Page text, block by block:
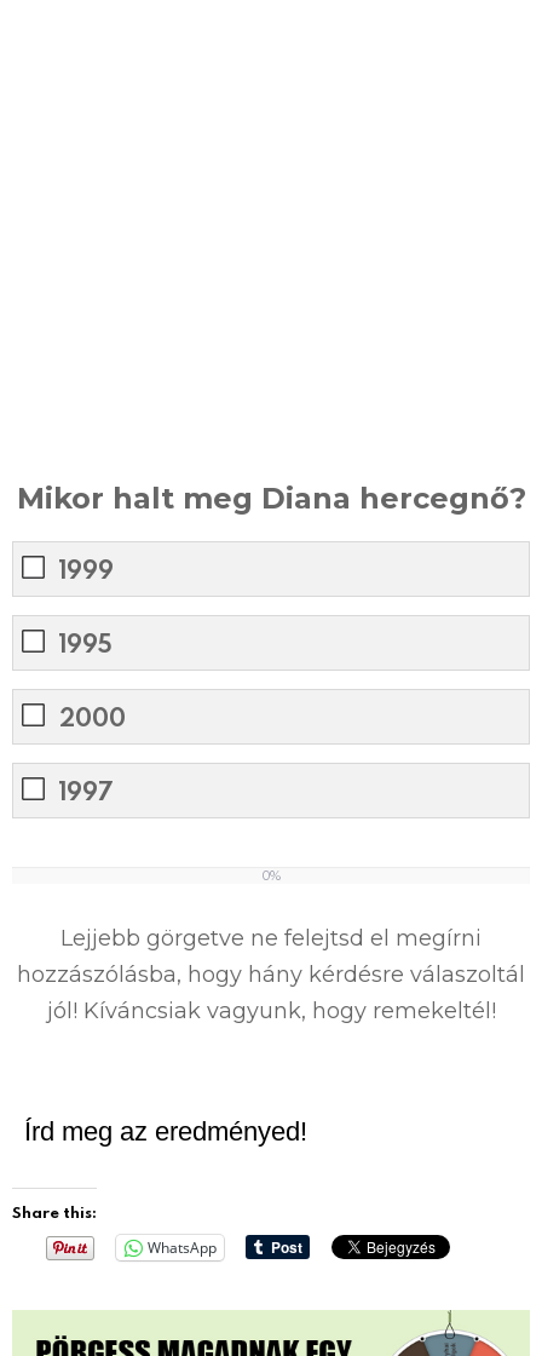
Mikor halt meg Diana hercegnő?
1999
1995
2000
1997
0%
Lejjebb görgetve ne felejtsd el megírni
hozzászólásba, hogy hány kérdésre válaszoltál
jól! Kíváncsiak vagyunk, hogy remekeltél!
Írd meg az eredményed!
Share this:
WhatsApp